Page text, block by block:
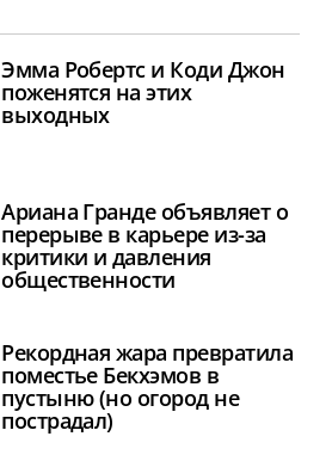
Эмма Робертс и Коди Джон
поженятся на этих
выходных
Ариана Гранде объявляет о
перерыве в карьере из-за
критики и давления
общественности
Рекордная жара превратила
поместье Бекхэмов в
пустыню (но огород не
пострадал)